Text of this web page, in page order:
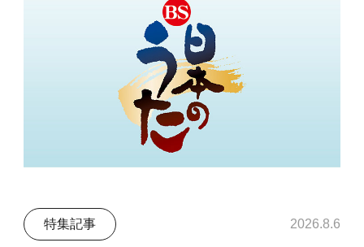
特集記事 2026.8.6